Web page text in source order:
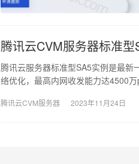
腾讯云CVM服务器标准
腾讯云服务器标准型SA5实例是最
络优化，最高内网收发能力达4500
腾讯云CVM服务器 2023年11月24日